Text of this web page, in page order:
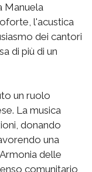
Manuela
l'acustica
dei cantori
di più di un
un ruolo
La musica
donando
una
delle
comunitario